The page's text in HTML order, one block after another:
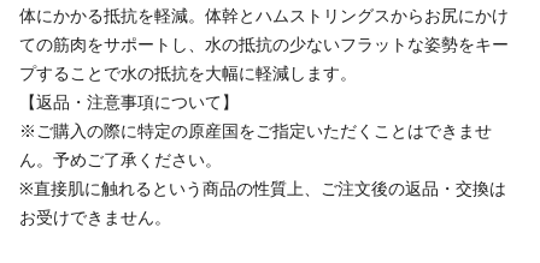
体にかかる抵抗を軽減。体幹とハムストリングスからお尻にかけ
ての筋肉をサポートし、水の抵抗の少ないフラットな姿勢をキー
プすることで水の抵抗を大幅に軽減します。
【返品・注意事項について】
※ご購入の際に特定の原産国をご指定いただくことはできませ
ん。予めご了承ください。
※直接肌に触れるという商品の性質上、ご注文後の返品・交換は
お受けできません。